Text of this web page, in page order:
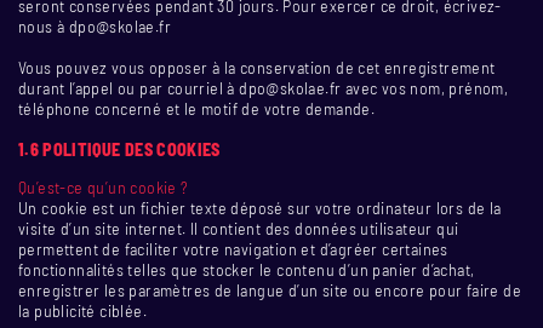
seront conservées pendant 30 jours. Pour exercer ce droit, écrivez-
nous à dpo@skolae.fr
Vous pouvez vous opposer à la conservation de cet enregistrement
durant l’appel ou par courriel à dpo@skolae.fr avec vos nom, prénom,
téléphone concerné et le motif de votre demande.
1.6 POLITIQUE DES COOKIES
Qu’est-ce qu’un cookie ?
Un cookie est un fichier texte déposé sur votre ordinateur lors de la
visite d’un site internet. Il contient des données utilisateur qui
permettent de faciliter votre navigation et d’agréer certaines
fonctionnalités telles que stocker le contenu d’un panier d’achat,
enregistrer les paramètres de langue d’un site ou encore pour faire de
la publicité ciblée.